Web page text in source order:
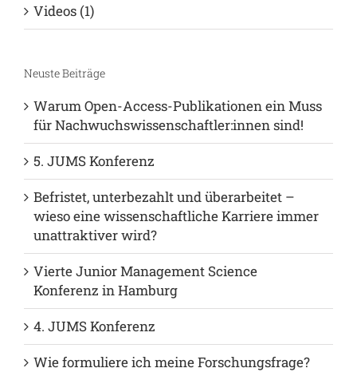
team.JUMS (31)
Videos (1)
Neuste Beiträge
Warum Open-Access-Publikationen ein Muss
für Nachwuchswissenschaftler:innen sind!
5. JUMS Konferenz
Befristet, unterbezahlt und überarbeitet –
wieso eine wissenschaftliche Karriere immer
unattraktiver wird?
Vierte Junior Management Science